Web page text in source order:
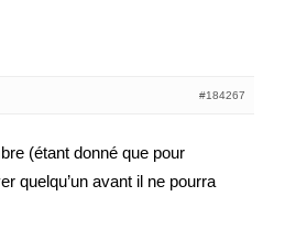
#184267
(étant donné que pour
quelqu’un avant il ne pourra